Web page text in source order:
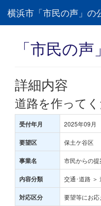
横浜市「市民の声」の
「市民の
詳細内容
道路を作って
受付年月 2025年09月
要望区 保土ケ谷区
事業名 市民からの提
内容分類 交通･道路 ＞
対応区分 要望等にお